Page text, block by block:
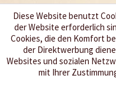
Wir
Menü
Diese Website benutzt
der Website erforderlich
Cookies, die den Komfort
der Direktwerbung
Websites und sozialen
mit Ihrer